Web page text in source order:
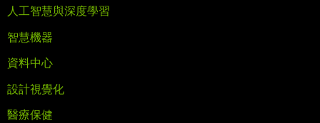
人工智慧與深度學習
智慧機器
資料中心
設計視覺化
醫療保健